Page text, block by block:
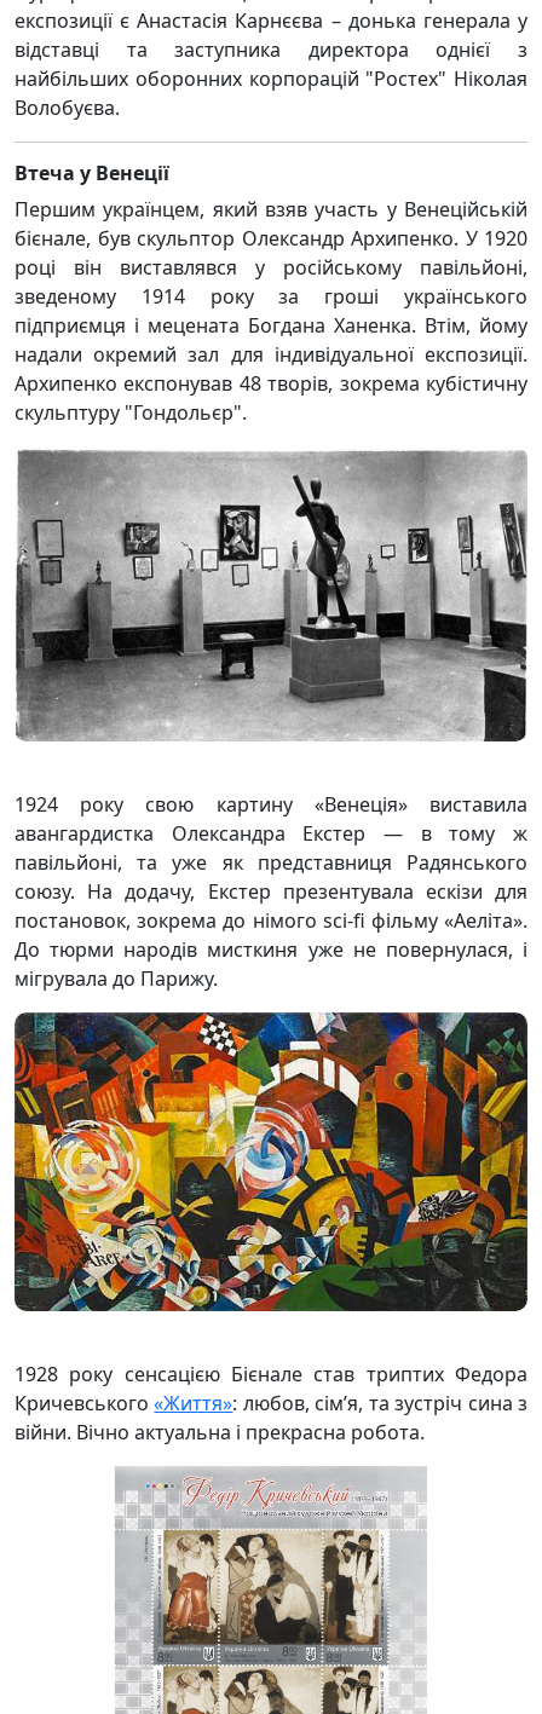
експозиції є Анастасія Карнєєва – донька генерала у
відставці та заступника директора однієї з
найбільших оборонних корпорацій "Ростех" Ніколая
Волобуєва.
Втеча у Венеції
Першим українцем, який взяв участь у Венеційській
бієнале, був скульптор Олександр Архипенко. У 1920
році він виставлявся у російському павільйоні,
зведеному 1914 року за гроші українського
підприємця і мецената Богдана Ханенка. Втім, йому
надали окремий зал для індивідуальної експозиції.
Архипенко експонував 48 творів, зокрема кубістичну
скульптуру "Гондольєр".
1924 року свою картину «Венеція» виставила
авангардистка Олександра Екстер — в тому ж
павільйоні, та уже як представниця Радянського
союзу. На додачу, Екстер презентувала ескізи для
постановок, зокрема до німого sci-fi фільму «Аеліта».
До тюрми народів мисткиня уже не повернулася, і
мігрувала до Парижу.
1928 року сенсацією Бієнале став триптих Федора
Кричевського«Життя»: любов, сім’я, та зустріч сина з
війни. Вічно актуальна і прекрасна робота.